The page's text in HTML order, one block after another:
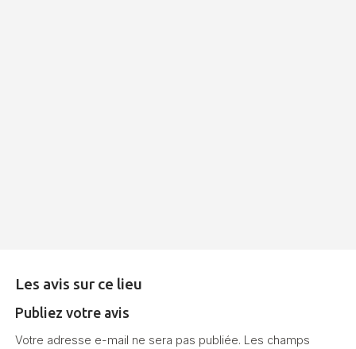
Les avis sur ce lieu
Publiez votre avis
Votre adresse e-mail ne sera pas publiée. Les champs